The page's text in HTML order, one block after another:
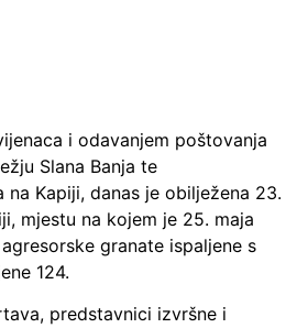
i odavanjem poštovanja
Slana Banja te
Kapiji, danas je obilježena 23.
mjestu na kojem je 25. maja
granate ispaljene s
124.
predstavnici izvršne i